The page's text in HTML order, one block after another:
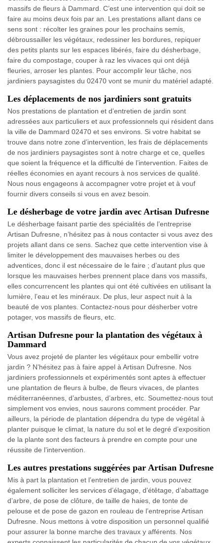
massifs de fleurs à Dammard. C’est une intervention qui doit se
faire au moins deux fois par an. Les prestations allant dans ce
sens sont : récolter les graines pour les prochains semis,
débroussailler les végétaux, redessiner les bordures, repiquer
des petits plants sur les espaces libérés, faire du désherbage,
faire du compostage, couper à raz les vivaces qui ont déjà
fleuries, arroser les plantes. Pour accomplir leur tâche, nos
jardiniers paysagistes du 02470 vont se munir du matériel adapté.
Les déplacements de nos jardiniers sont gratuits
Nos prestations de plantation et d’entretien de jardin sont
adressées aux particuliers et aux professionnels qui résident dans
la ville de Dammard 02470 et ses environs. Si votre habitat se
trouve dans notre zone d’intervention, les frais de déplacements
de nos jardiniers paysagistes sont à notre charge et ce, quelles
que soient la fréquence et la difficulté de l’intervention. Faites de
réelles économies en ayant recours à nos services de qualité.
Nous nous engageons à accompagner votre projet et à vouf
fournir divers conseils si vous en avez besoin.
Le désherbage de votre jardin avec Artisan Dufresne
Le désherbage faisant partie des spécialités de l’entreprise
Artisan Dufresne, n’hésitez pas à nous contacter si vous avez des
projets allant dans ce sens. Sachez que cette intervention vise à
limiter le développement des mauvaises herbes ou des
adventices, donc il est nécessaire de le faire ; d’autant plus que
lorsque les mauvaises herbes prennent place dans vos massifs,
elles concurrencent les plantes qui ont été cultivées en utilisant la
lumière, l’eau et les minéraux. De plus, leur aspect nuit à la
beauté de vos plantes. Contactez-nous pour désherber votre
potager, vos massifs de fleurs, etc.
Artisan Dufresne pour la plantation des végétaux à
Dammard
Vous avez projeté de planter les végétaux pour embellir votre
jardin ? N’hésitez pas à faire appel à Artisan Dufresne. Nos
jardiniers professionnels et expérimentés sont aptes à effectuer
une plantation de fleurs à bulbe, de fleurs vivaces, de plantes
méditerranéennes, d’arbustes, d’arbres, etc. Soumettez-nous tout
simplement vos envies, nous saurons comment procéder. Par
ailleurs, la période de plantation dépendra du type de végétal à
planter puisque le climat, la nature du sol et le degré d’exposition
de la plante sont des facteurs à prendre en compte pour une
réussite de l’intervention.
Les autres prestations suggérées par Artisan Dufresne
Mis à part la plantation et l’entretien de jardin, vous pouvez
également solliciter les services d’élagage, d’étêtage, d’abattage
d’arbre, de pose de clôture, de taille de haies, de tonte de
pelouse et de pose de gazon en rouleau de l’entreprise Artisan
Dufresne. Nous mettons à votre disposition un personnel qualifié
pour assurer la bonne marche des travaux y afférents. Nos